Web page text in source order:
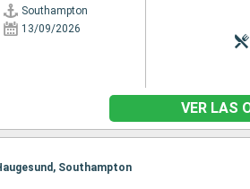
Southampton
13/09/2026
VER LAS
Southampton